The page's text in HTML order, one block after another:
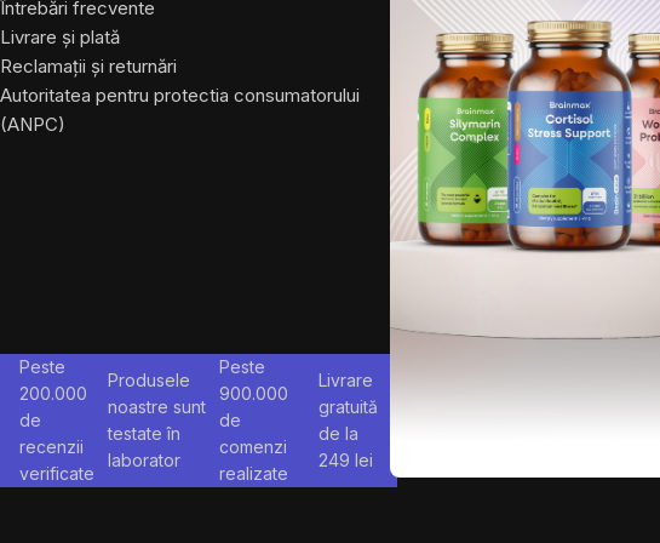
Întrebări frecvente
Livrare și plată
Reclamații și returnări
Autoritatea pentru protectia consumatorului
(ANPC)
Peste
200.000
de
recenzii
verificate
Produsele
noastre sunt
testate în
laborator
Peste
900.000
de
comenzi
realizate
Livrare
gratuită
de la
249 lei